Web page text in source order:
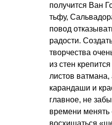
получится Ван
тьфу,
повод
радости.
творчества
из стен
листов ватмана,
карандаши и
главное, не
времени менять
восхищаться